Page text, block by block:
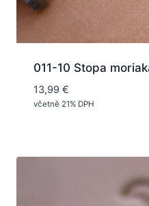
011-10 Stopa
13,99 €
včetně 21% DPH